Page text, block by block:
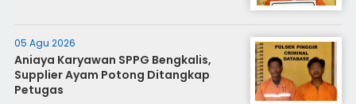
05 Agu 2026
Aniaya Karyawan SPPG Bengkalis,
Supplier Ayam Potong Ditangkap
Petugas